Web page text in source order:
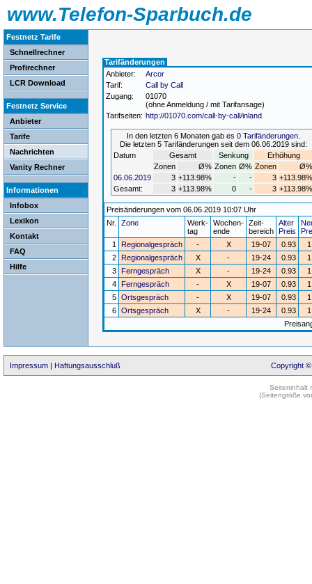
www.Telefon-Sparbuch.de
Festnetz Tarife
Schnellrechner
Profirechner
LCR Download
Festnetz Service
Anbieter
Tarife
Nachrichten
Vanity Rechner
Informationen
Infobox
Lexikon
Kontakt
FAQ
Hilfe
Tarifänderungen
Anbieter:
Arcor
Tarif:
Call by Call
Zugang:
01070
(ohne Anmeldung / mit Tarifansage)
Tarifseiten: http://01070.com/call-by-call/inland
In den letzten 6 Monaten gab es 0 Tarifänderungen.
Die letzten 5 Tarifänderungen seit dem 06.06.2019 sind:
Datum
Gesamt Senkung
Erhöhung
Zonen
Ø% Zonen Ø% Zonen
Ø%
06.06.2019
3 +113.98% - - 3 +113.98%
Gesamt:
3 +113.98% 0 - 3 +113.98%
Preisänderungen vom 06.06.2019 10:07 Uhr
Nr.
Zone
Werk-
tag
Wochen-
ende
Zeit-
bereich
Alter
Preis
1
Regionalgespräch - X 19-07 0.93
2 Regionalgespräch X - 19-24 0.93
3 Ferngespräch X - 19-24 0.93
4 Ferngespräch - X 19-07 0.93
5 Ortsgespräch - X 19-07 0.93
6 Ortsgespräch X - 19-24 0.93
Impressum | Haftungsausschluß Copyright ©
Seiteninhalt
(Seitengröße